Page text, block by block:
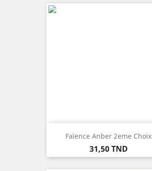
Faïence Anber 2eme Choix
Prix
31,50 TND